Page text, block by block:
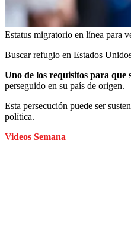
Estatus migratorio en línea para
Buscar refugio en Estados
Uno de los requisitos para que
perseguido en su país de origen.
Esta persecución puede ser
política.
Videos Semana